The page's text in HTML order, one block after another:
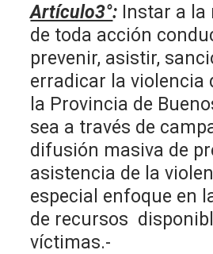
Artículo3°: Instar a la
de toda acción
prevenir, asistir,
erradicar la violencia
la Provincia de
sea a través de
difusión masiva de
asistencia de la
especial enfoque en
de recursos
víctimas.-